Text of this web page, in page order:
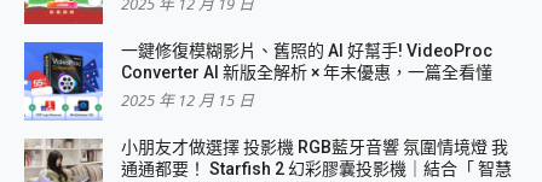
一鍵修復模糊影片、舊照的 AI 好幫手! VideoProc
Converter AI 新版全解析 × 年末優惠，一篇全看懂
2025 年 12 月 15 日
小朋友才做選擇 投影機 RGB藍牙音響 氛圍情境燈 我
通通都要！ Starfish 2 幻彩膠囊投影機｜結合「 智慧